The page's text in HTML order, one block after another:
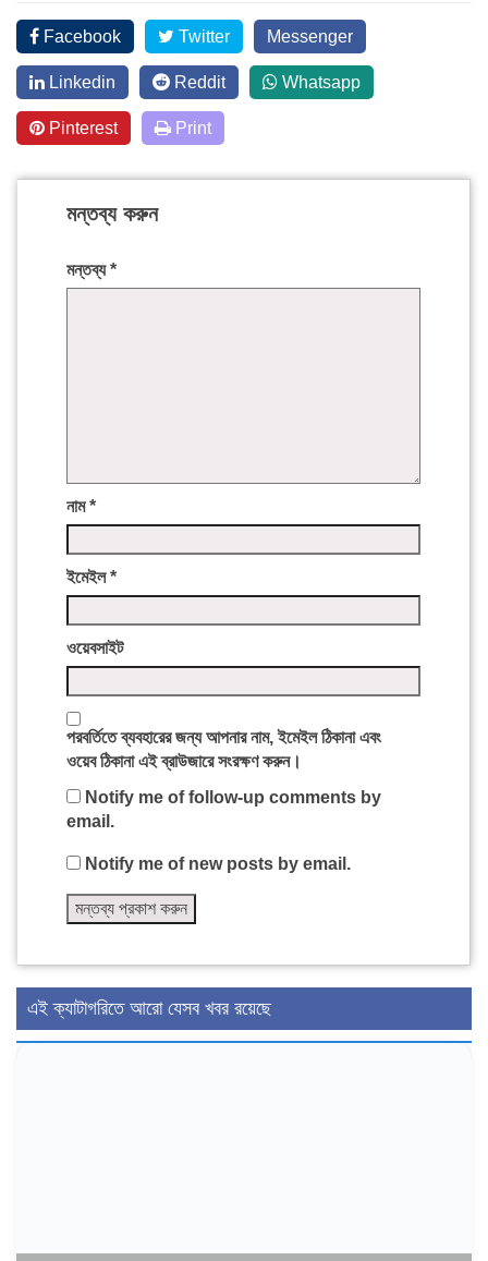
Facebook Twitter Messenger
Linkedin Reddit Whatsapp
Pinterest Print
মন্তব্য করুন
মন্তব্য*
নাম*
ইমেইল*
ওয়েবসাইট
পরবর্তিতে ব্যবহারের জন্য আপনার নাম, ইমেইল ঠিকানা এবং
ওয়েব ঠিকানা এই ব্রাউজারে সংরক্ষণ করুন।
Notify me of follow-up comments by
email.
Notify me of new posts by email.
এই ক্যাটাগরিতে আরো যেসব খবর রয়েছে